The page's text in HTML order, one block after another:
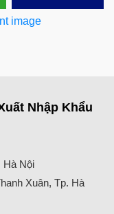
Nhập Khẩu
Hà Nội
Xuân, Tp. Hà